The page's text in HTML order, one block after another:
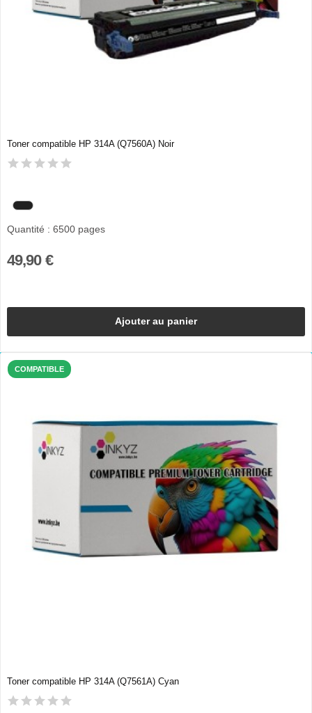
Toner compatible HP 314A (Q7560A) Noir
Quantité : 6500 pages
49,90 €
Ajouter au panier
COMPATIBLE
Toner compatible HP 314A (Q7561A) Cyan